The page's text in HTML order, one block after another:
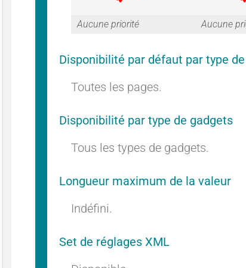
G
a
r
a
Aucune priorité
a
Aucune
Disponibilité par défaut par type
Toutes les pages.
Disponibilité par type de gadgets
Tous les types de gadgets.
Longueur maximum de la valeur
Indéfini.
Set de réglages XML